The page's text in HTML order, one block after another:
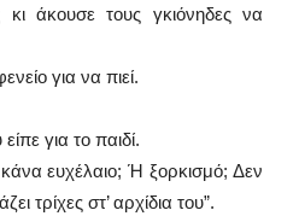
άκουσε τους γκιόνηδες να
για να πιεί.
για το παιδί.
ευχέλαιο; Ή ξορκισμό; Δεν
τρίχες στ’ αρχίδια του”.